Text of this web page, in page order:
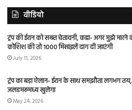
वीडियो
ट्रंप की ईरान को सख्त चेतावनी, कहा- अगर मुझे मारने
कोशिश की तो 1000 मिसाइलें दाग दी जाएंगी
July 11, 2026
ट्रंप का बड़ा ऐलान- ईरान के साथ समझौता लगभग तय,
जलडमरूमध्य खुलेगा
May 24, 2026